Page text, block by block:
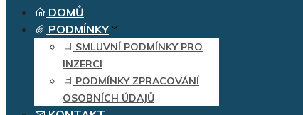
DOMŮ
PODMÍNKY
SMLUVNÍ PODMÍNKY PRO
INZERCI
PODMÍNKY ZPRACOVÁNÍ
OSOBNÍCH ÚDAJŮ